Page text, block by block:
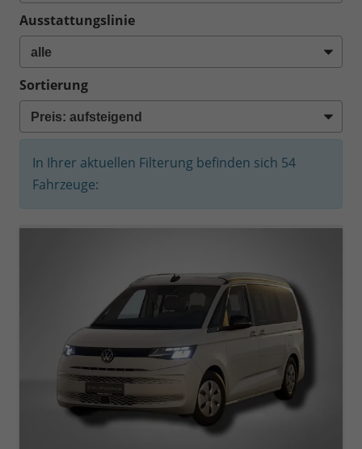
Ausstattungslinie
Sortierung
In Ihrer aktuellen Filterung befinden sich 54
Fahrzeuge: